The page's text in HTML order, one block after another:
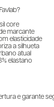
core
marcante
elasticidade
a silhueta
atual
elastano
e garante